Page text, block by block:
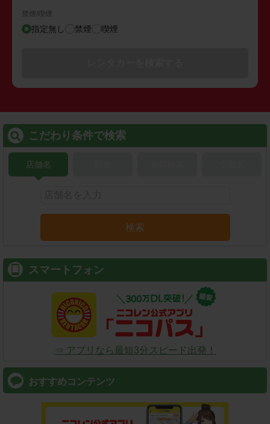
禁煙/喫煙
指定無し 禁煙 喫煙
こだわり条件で検索
店舗名
検索
スマートフォン
⇒ アプリなら最短3分スピード出発！
おすすめコンテンツ